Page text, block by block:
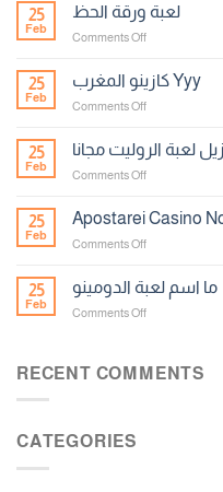
25
Feb
لعبة ورقة الحظ
Comments Offon
ورقة
الحظ
25
Feb
كازينو المغرب Yyy
Comments Offon
المغرب
Yyy
25
Feb
لعبة الروليت مجانا
Comments Offon
لعبة
25
Feb
Apostarei Casino
Comments Offon
Casino
No
Free
25
Feb
ما اسم لعبة الدومينو
Comments Offon
لعبة
RECENT COMMENTS
CATEGORIES